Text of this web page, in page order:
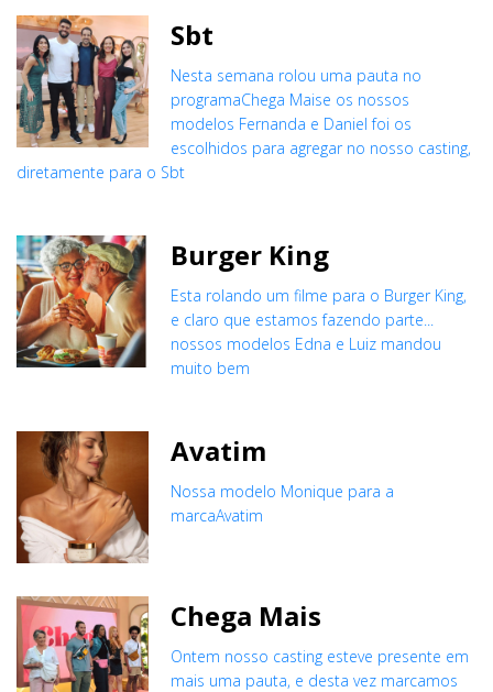
Sbt
Nesta semana rolou uma pauta no
programaChega Maise os nossos
modelos Fernanda e Daniel foi os
escolhidos para agregar no nosso casting,
diretamente para o Sbt
Burger King
Esta rolando um filme para o Burger King,
e claro que estamos fazendo parte...
nossos modelos Edna e Luiz mandou
muito bem
Avatim
Nossa modelo Monique para a
marcaAvatim
Chega Mais
Ontem nosso casting esteve presente em
mais uma pauta, e desta vez marcamos